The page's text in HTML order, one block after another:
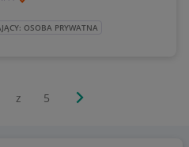
OSOBA PRYWATNA
z 5 Następna strona